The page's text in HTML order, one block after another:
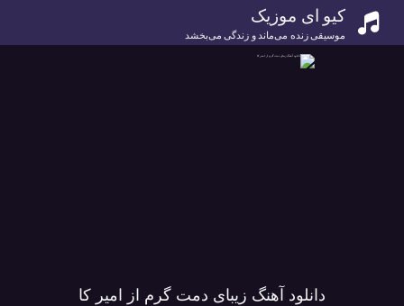
کیو ای موزیک
موسیقی زنده می‌ماند و زندگی می‌بخشد
دانلود آهنگ زیبای دمت گرم از امیر کا